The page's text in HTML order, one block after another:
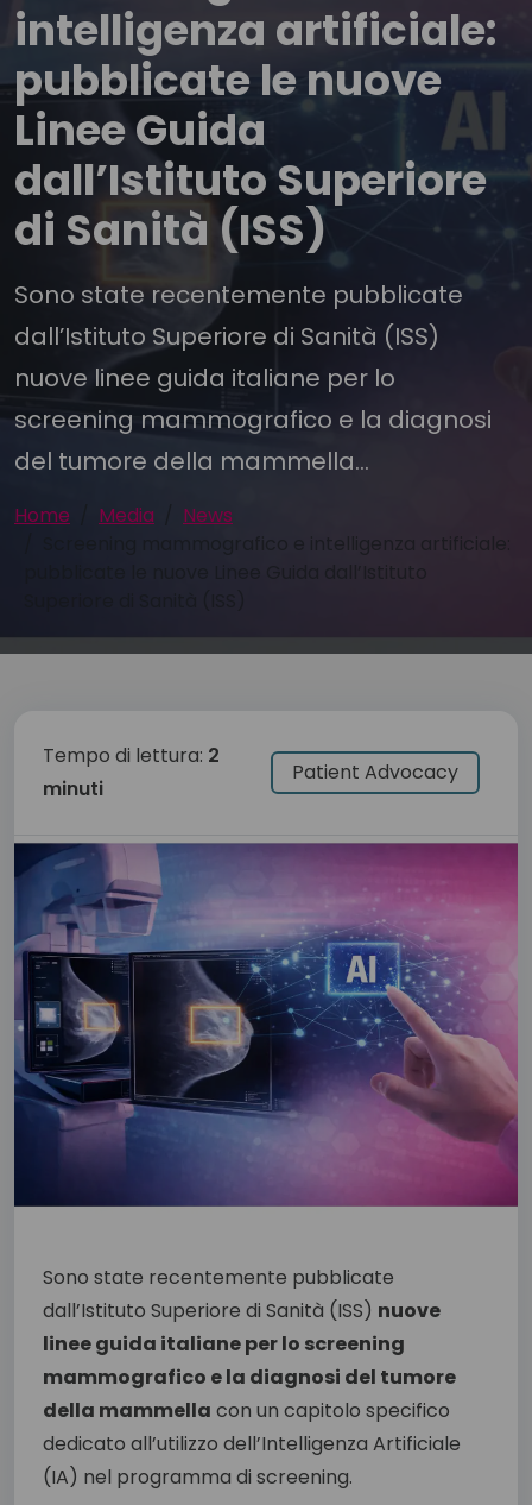
intelligenza artificiale:
pubblicate le nuove
Linee Guida
dall’Istituto Superiore
di Sanità (ISS)
Sono state recentemente pubblicate
dall’Istituto Superiore di Sanità (ISS)
nuove linee guida italiane per lo
screening mammografico e la diagnosi
del tumore della mammella...
Home Media
News
Tempo di lettura: 2
minuti
Patient Advocacy
Sono state recentemente pubblicate
dall’Istituto Superiore di Sanità (ISS) nuove
linee guida italiane per lo screening
mammografico e la diagnosi del tumore
della mammella con un capitolo specifico
dedicato all’utilizzo dell’Intelligenza Artificiale
(IA) nel programma di screening.